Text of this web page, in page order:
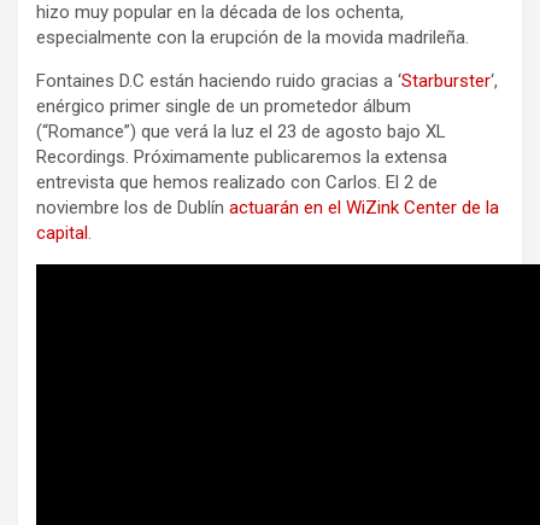
hizo muy popular en la década de los ochenta,
especialmente con la erupción de la movida madrileña.
Fontaines D.C están haciendo ruido gracias a ‘Starburster‘,
enérgico primer single de un prometedor álbum
(“Romance”) que verá la luz el 23 de agosto bajo XL
Recordings. Próximamente publicaremos la extensa
entrevista que hemos realizado con Carlos. El 2 de
noviembre los de Dublín actuarán en el WiZink Center de la
capital.